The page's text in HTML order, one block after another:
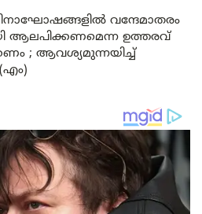
വന്ദേമാതരം
ആലപിക്കണമെന്ന ഉത്തരവ്
; ആവശ്യമുന്നയിച്ച്